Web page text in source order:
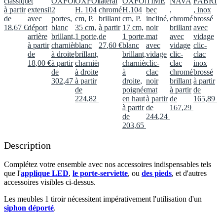
à partir
de
18,67 €
extensible
avec
déport
arrière
à partir
de
18,00 €
2
portes,
blanc
brillant,
charnières
à droite
à partir
de
302,47 €
H. 104
cm, P.
35 cm,
1 porte,
blanc
brillant,
charnières
à droite
à partir
de
224,82
chromé
brillant
à partir
de
27,60 €
H.104
cm, P.
17 cm,
1 porte,
blanc
brillant,
charnières
à
droite,
poignée
en haut
à partir
de
203,65
bec
incliné,
noir
mat
avec
vidage
clic-
clac
noir
mat
à partir
de
244,24
,
chromé
brillant
avec
vidage
clic-
clac
chromé
brillant
à partir
de
167,29
, inox
brossé
avec
vidage
clic-
clac
inox
brossé
à partir
de
165,89
Description
Complétez votre ensemble avec nos accessoires indispensables tels
que l'applique LED, le porte-serviette, ou des pieds, et d'autres
accessoires visibles ci-dessus.​
Les meubles 1 tiroir nécessitent impérativement l'utilisation d'un
siphon déporté.​